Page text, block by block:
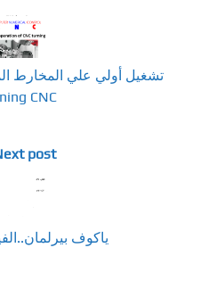
CNC
post ❯
ياكوف